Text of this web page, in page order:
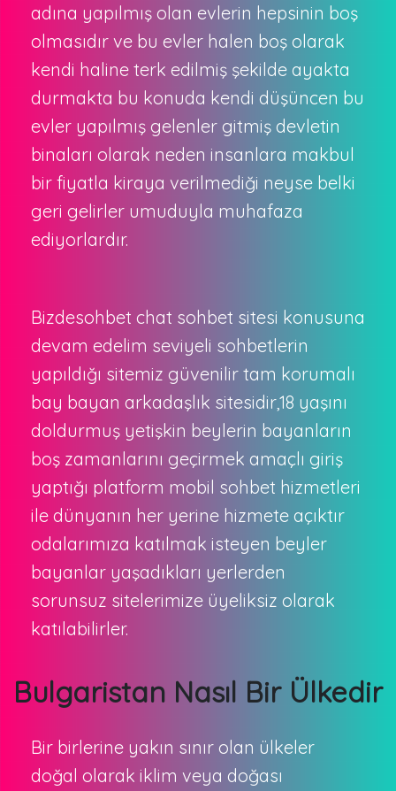
adına yapılmış olan evlerin hepsinin boş
olmasıdır ve bu evler halen boş olarak
kendi haline terk edilmiş şekilde ayakta
durmakta bu konuda kendi düşüncen bu
evler yapılmış gelenler gitmiş devletin
binaları olarak neden insanlara makbul
bir fiyatla kiraya verilmediği neyse belki
geri gelirler umuduyla muhafaza
ediyorlardır.
Bizdesohbet chat sohbet sitesi konusuna
devam edelim seviyeli sohbetlerin
yapıldığı sitemiz güvenilir tam korumalı
bay bayan arkadaşlık sitesidir,18 yaşını
doldurmuş yetişkin beylerin bayanların
boş zamanlarını geçirmek amaçlı giriş
yaptığı platform mobil sohbet hizmetleri
ile dünyanın her yerine hizmete açıktır
odalarımıza katılmak isteyen beyler
bayanlar yaşadıkları yerlerden
sorunsuz sitelerimize üyeliksiz olarak
katılabilirler.
Bulgaristan Nasıl Bir Ülkedir
Bir birlerine yakın sınır olan ülkeler
doğal olarak iklim veya doğası